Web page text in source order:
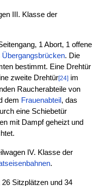
III. Klasse der
1 Abort, 1 offene
Übergangsbrücken. Die
bestimmt. Eine Drehtür
zweite Drehtür[24]im
Raucherabteile von
dem Frauenabteil , das
eine Schiebetür
mit Dampf geheizt und
IV. Klasse der
.
26 Sitzplätzen und 34